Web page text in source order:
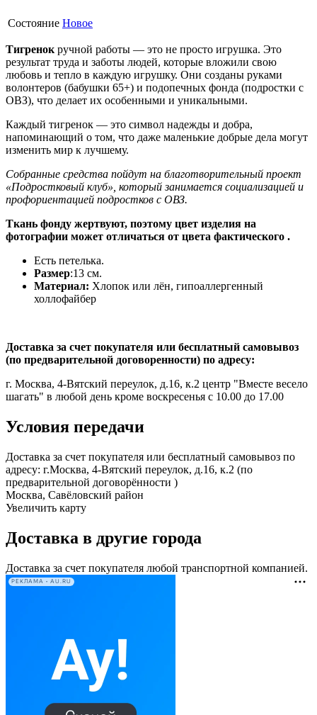
Состояние Новое
Тигренок ручной работы — это не просто игрушка. Это
результат труда и заботы людей, которые вложили свою
любовь и тепло в каждую игрушку. Они созданы руками
волонтеров (бабушки 65+) и подопечных фонда (подростки с
ОВЗ), что делает их особенными и уникальными.
Каждый тигренок — это символ надежды и добра,
напоминающий о том, что даже маленькие добрые дела могут
изменить мир к лучшему.
Собранные средства пойдут на благотворительный проект
«Подростковый клуб», который занимается социализацией и
профориентацией подростков с ОВЗ.
Ткань фонду жертвуют, поэтому цвет изделия на
фотографии может отличаться от цвета фактического .
Есть петелька.
Размер:13 см.
Материал: Хлопок или лён, гипоаллергенный
холлофайбер
Доставка за счет покупателя или бесплатный самовывоз
(по предварительной договоренности) по адресу:
г. Москва, 4-Вятский переулок, д.16, к.2 центр "Вместе весело
шагать" в любой день кроме воскресенья с 10.00 до 17.00
Условия передачи
Доставка за счет покупателя или бесплатный самовывоз по
адресу: г.Москва, 4-Вятский переулок, д.16, к.2 (по
предварительной договорённости )
Москва, Савёловский район
Увеличить карту
Доставка в другие города
Доставка за счет покупателя любой транспортной компанией.
РЕКЛАМА • AU.RU